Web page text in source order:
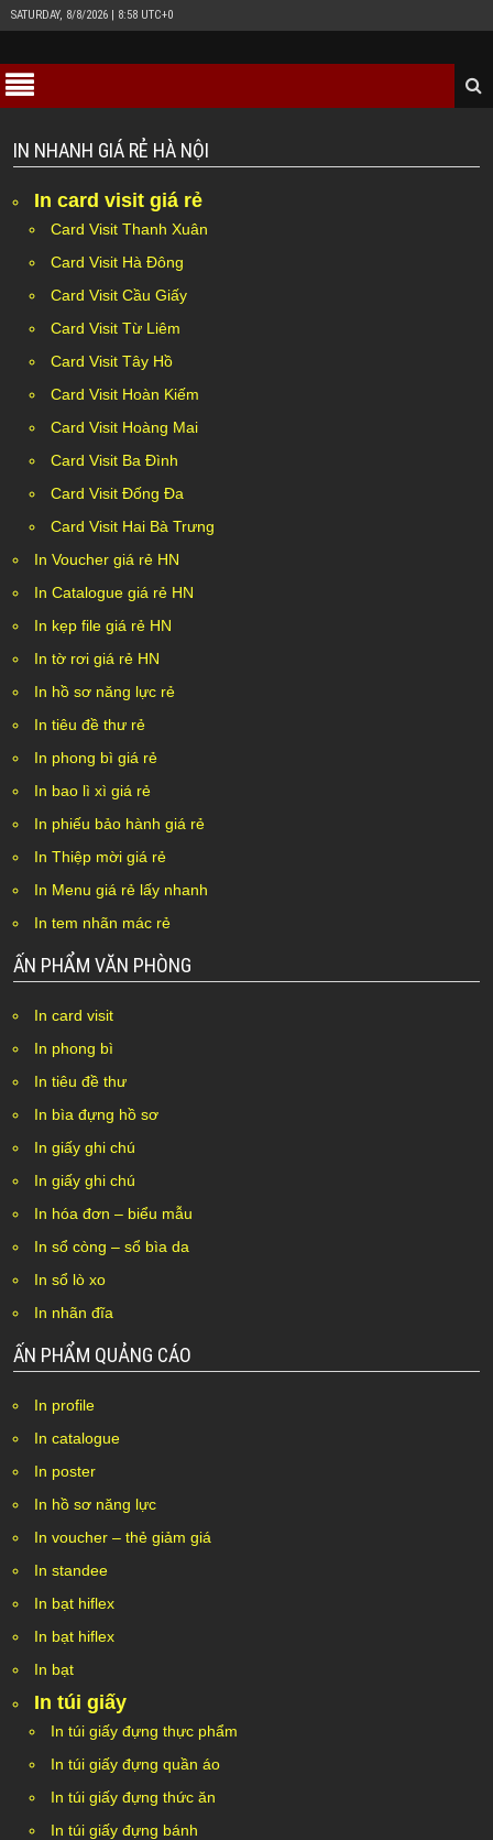
SATURDAY, 8/8/2026 | 8:58 UTC+0
IN NHANH GIÁ RẺ HÀ NỘI
In card visit giá rẻ
Card Visit Thanh Xuân
Card Visit Hà Đông
Card Visit Cầu Giấy
Card Visit Từ Liêm
Card Visit Tây Hồ
Card Visit Hoàn Kiếm
Card Visit Hoàng Mai
Card Visit Ba Đình
Card Visit Đống Đa
Card Visit Hai Bà Trưng
In Voucher giá rẻ HN
In Catalogue giá rẻ HN
In kẹp file giá rẻ HN
In tờ rơi giá rẻ HN
In hồ sơ năng lực rẻ
In tiêu đề thư rẻ
In phong bì giá rẻ
In bao lì xì giá rẻ
In phiếu bảo hành giá rẻ
In Thiệp mời giá rẻ
In Menu giá rẻ lấy nhanh
In tem nhãn mác rẻ
ẤN PHẨM VĂN PHÒNG
In card visit
In phong bì
In tiêu đề thư
In bìa đựng hồ sơ
In giấy ghi chú
In giấy ghi chú
In hóa đơn – biểu mẫu
In sổ còng – sổ bìa da
In sổ lò xo
In nhãn đĩa
ẤN PHẨM QUẢNG CÁO
In profile
In catalogue
In poster
In hồ sơ năng lực
In voucher – thẻ giảm giá
In standee
In bạt hiflex
In bạt hiflex
In bạt
In túi giấy
In túi giấy đựng thực phẩm
In túi giấy đựng quần áo
In túi giấy đựng thức ăn
In túi giấy đựng bánh